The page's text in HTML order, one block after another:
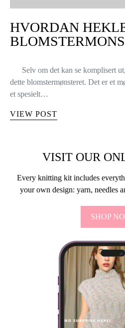
HVORDAN
Selv om det kan se komplisert
dette blomstermønsteret. Det er et
et spesielt…
VIEW POST
VISIT OUR
Every knitting kit includes
your own design: yarn, needles
SHOP